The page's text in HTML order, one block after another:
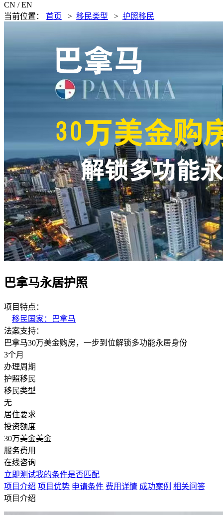
CN / EN
当前位置： 首页 > 移民类型 > 护照移民
巴拿马永居护照
项目特点：
移民国家：巴拿马
法案支持：
巴拿马30万美金购房，一步到位解锁多功能永居身份
3个月
办理周期
护照移民
移民类型
无
居住要求
投资额度
30万美金美金
服务费用
在线咨询
立即测试我的条件是否匹配
项目介绍 项目优势 申请条件 费用详情 成功案例 相关问答
项目介绍